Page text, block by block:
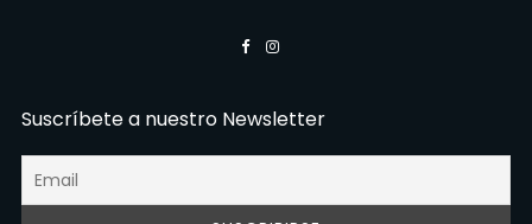
Suscríbete a nuestro Newsletter